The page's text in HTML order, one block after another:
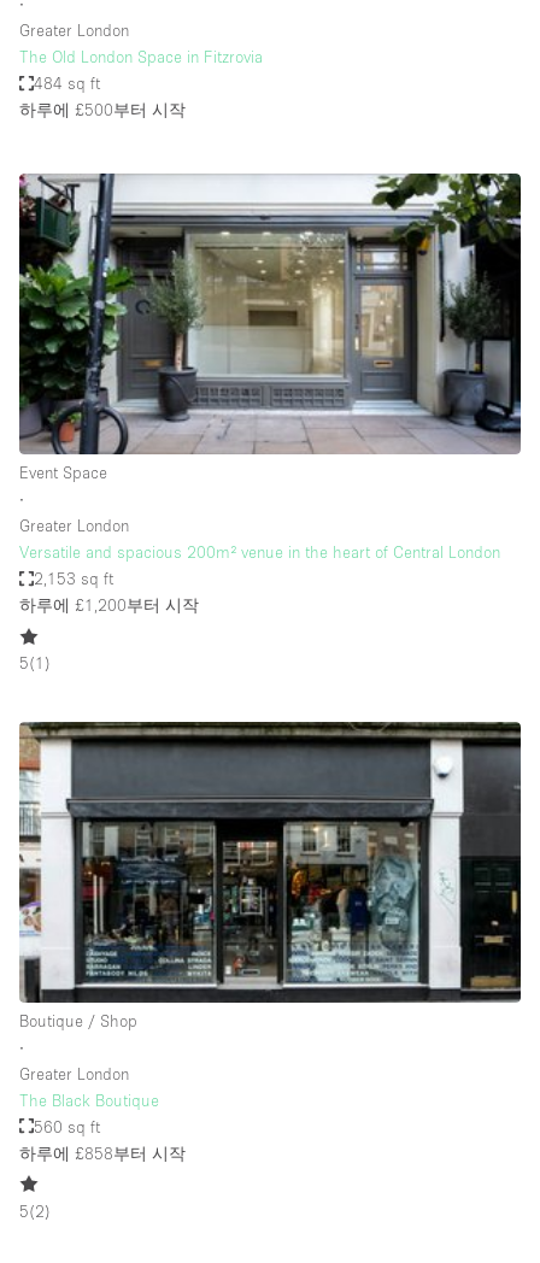
Garment Rack
Handicap Accessible
Haussmann Style
Heating
Industrial
Internet
Kitchen
Large Door Entrance
Lighting
Living Space
Multiple Rooms
Rooftop / Terrace
Security System
Smoking Area
Sound & Video Equipment
Soundproof
Stock Room
Street Level
Terrace
Toilets
Water Access
Greater London
The Old London Space in Fitzrovia
484 sq ft
하루에 £500부터 시작
Event Space
∙
Greater London
Versatile and spacious 200m² venue in the heart of Central London
2,153 sq ft
하루에 £1,200부터 시작
5(1 )
Boutique / Shop
∙
Greater London
The Black Boutique
560 sq ft
하루에 £858부터 시작
5(2)